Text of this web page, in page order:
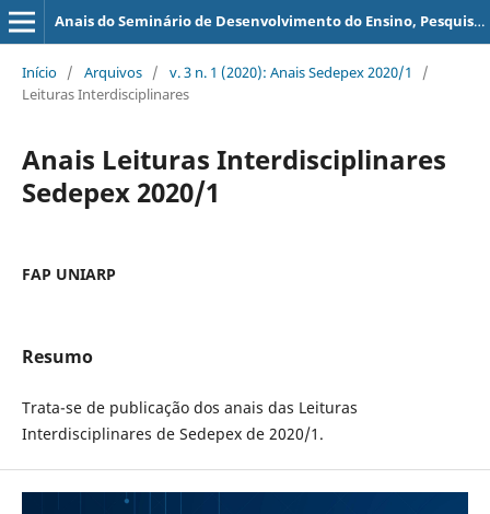
Anais do Seminário de Desenvolvimento do Ensino, Pesquisa e Extensão - SEDEPEX
Início / Arquivos / v. 3 n. 1 (2020): Anais Sedepex 2020/1
/
Leituras Interdisciplinares
Anais Leituras Interdisciplinares
Sedepex 2020/1
FAP UNIARP
Resumo
Trata-se de publicação dos anais das Leituras
Interdisciplinares de Sedepex de 2020/1.